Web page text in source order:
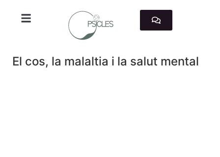
El cos, la malaltia i la salut mental